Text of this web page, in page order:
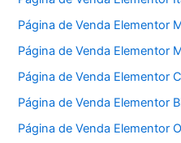
Página de Venda Elementor
Página de Venda Elementor
Página de Venda Elementor
Página de Venda Elementor
Página de Venda Elementor